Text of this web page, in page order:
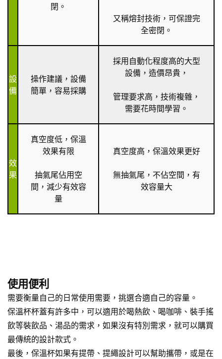
閉。
又稱熔封技術，可保證完
全密閉。
設
備
操作建議，設備
簡單，容易採購
採用自動化程度高的大型
設備，造價昂貴，
管理要求高，技術複雜，
需要花時間學習。
效
果
真空度低，保溫
效果有限
抽氣尾佔用空
間，減少有效容
量
真空度高，保溫效果更好
無抽氣尾，不佔空間，有
效容量大
使用便利
需要衡量自己的日常使用需要，挑選合適自己的容量。
保溫杯杯蓋有許多中，可以適用於喝熱飲、喝咖啡、裝手搖
飲等裝飲品、湯品的需求，如果沒有特別需求，就可以購買
最傳統的設計款式。
最後，保溫杯如果有提帶、提繩設計可以幫助攜帶，或是在